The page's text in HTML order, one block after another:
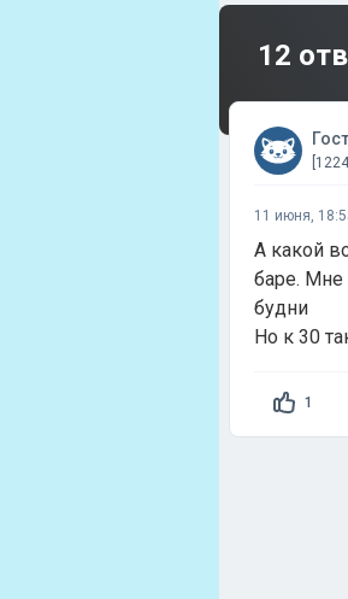
12
11 июня,
А какой
баре. Мне
будни
Но к 30
1